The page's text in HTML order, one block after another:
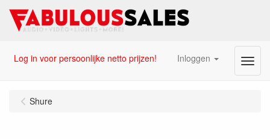
Log in voor persoonlijke netto prijzen! Inloggen Menu
Shure